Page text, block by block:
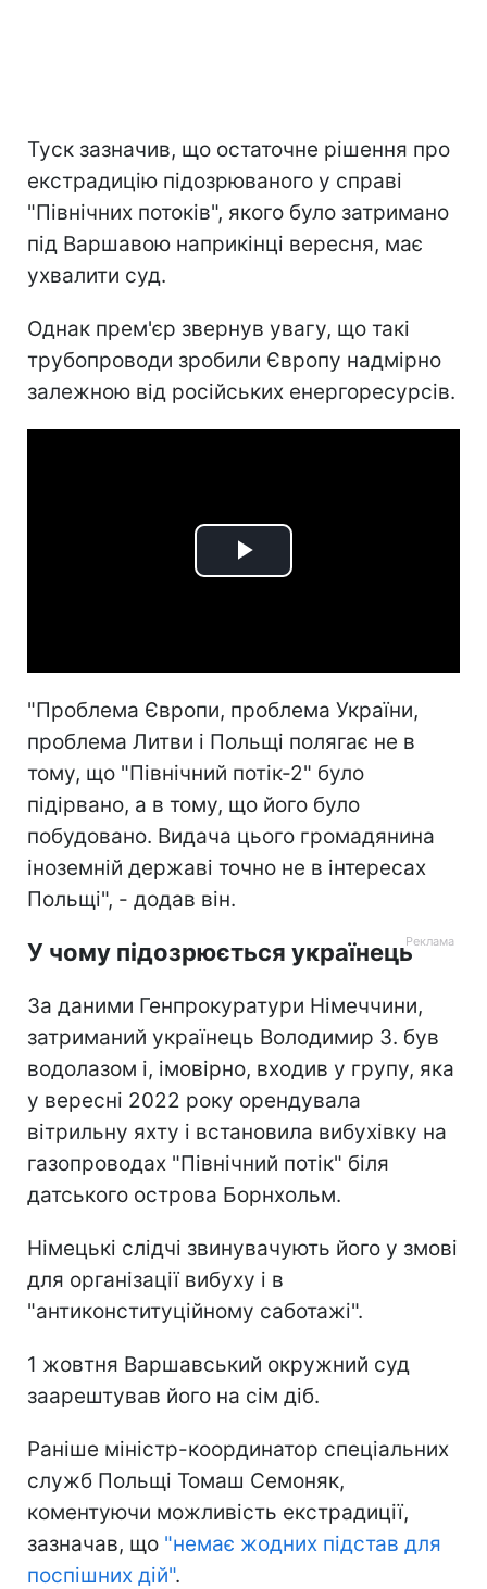
Туск зазначив, що остаточне рішення про
екстрадицію підозрюваного у справі
"Північних потоків", якого було затримано
під Варшавою наприкінці вересня, має
ухвалити суд.
Однак прем'єр звернув увагу, що такі
трубопроводи зробили Європу надмірно
залежною від російських енергоресурсів.
Play
"Проблема Європи, проблема України,
проблема Литви і Польщі полягає не в
тому, що "Північний потік-2" було
підірвано, а в тому, що його було
побудовано. Видача цього громадянина
іноземній державі точно не в інтересах
Польщі", - додав він.
У чому підозрюється українець
За даними Генпрокуратури Німеччини,
затриманий українець Володимир З. був
водолазом і, імовірно, входив у групу, яка
у вересні 2022 року орендувала
вітрильну яхту і встановила вибухівку на
газопроводах "Північний потік" біля
датського острова Борнхольм.
Німецькі слідчі звинувачують його у змові
для організації вибуху і в
"антиконституційному саботажі".
1 жовтня Варшавський окружний суд
заарештував його на сім діб.
Раніше міністр-координатор спеціальних
служб Польщі Томаш Семоняк,
коментуючи можливість екстрадиції,
зазначав, що "немає жодних підстав для
поспішних дій".